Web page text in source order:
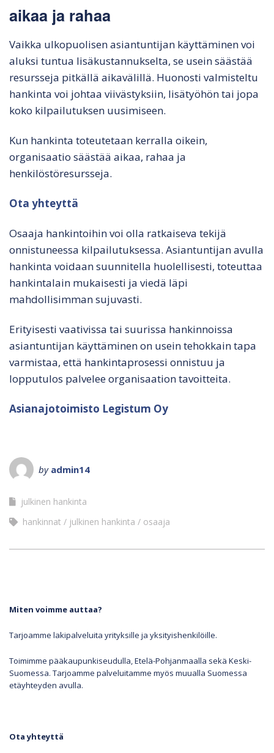
aikaa ja rahaa
Vaikka ulkopuolisen asiantuntijan käyttäminen voi
aluksi tuntua lisäkustannukselta, se usein säästää
resursseja pitkällä aikavälillä. Huonosti valmisteltu
hankinta voi johtaa viivästyksiin, lisätyöhön tai jopa
koko kilpailutuksen uusimiseen.
Kun hankinta toteutetaan kerralla oikein,
organisaatio säästää aikaa, rahaa ja
henkilöstöresursseja.
Ota yhteyttä
Osaaja hankintoihin voi olla ratkaiseva tekijä
onnistuneessa kilpailutuksessa. Asiantuntijan avulla
hankinta voidaan suunnitella huolellisesti, toteuttaa
hankintalain mukaisesti ja viedä läpi
mahdollisimman sujuvasti.
Erityisesti vaativissa tai suurissa hankinnoissa
asiantuntijan käyttäminen on usein tehokkain tapa
varmistaa, että hankintaprosessi onnistuu ja
lopputulos palvelee organisaation tavoitteita.
Asianajotoimisto Legistum Oy
by admin14
julkinen hankinta
hankinnat
julkinen hankinta osaaja
Miten voimme auttaa?
Tarjoamme lakipalveluita yrityksille ja yksityishenkilöille.
Toimimme pääkaupunkiseudulla, Etelä-Pohjanmaalla sekä Keski-
Suomessa. Tarjoamme palveluitamme myös muualla Suomessa
etäyhteyden avulla.
Ota yhteyttä